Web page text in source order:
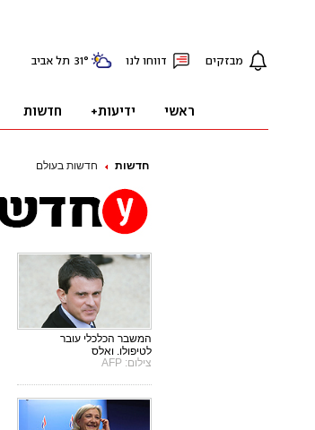
חדשות חדשות בעולם
המשבר הכלכלי עובר
לטיפולו. ואלס
צילום: AFP